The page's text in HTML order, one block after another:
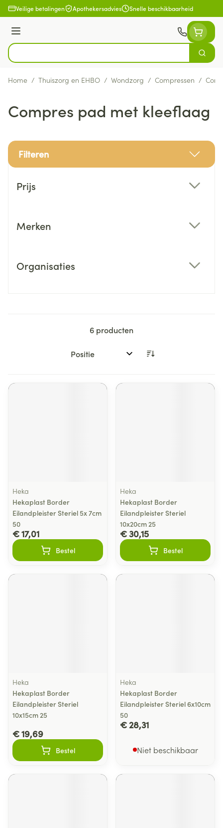
Ga naar de inhoud
Veilige betalingen Apothekersadvies Snelle beschikbaarheid
Menu
Product, merk, categorie...
Zoek
Home / Thuiszorg en EHBO / Wondzorg / Compressen /
Compres pad met kleeflaag
Filteren
Prijs
Merken
Organisaties
6 producten
Sorteer op:
Heka
Hekaplast Border
Eilandpleister Steriel 5x 7cm
50
€ 17,01
Bestel
Heka
Hekaplast Border
Eilandpleister Steriel
10x20cm 25
€ 30,15
Bestel
Heka
Hekaplast Border
Eilandpleister Steriel
10x15cm 25
€ 19,69
Bestel
Heka
Hekaplast Border
Eilandpleister Steriel 6x10cm
50
€ 28,31
Niet beschikbaar